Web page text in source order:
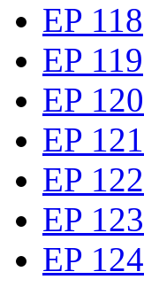
EP 118
EP 119
EP 120
EP 121
EP 122
EP 123
EP 124